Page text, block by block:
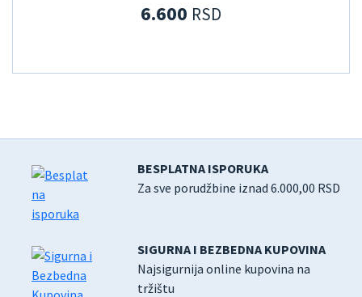
6.600 RSD
BESPLATNA ISPORUKA
Za sve porudžbine iznad 6.000,00 RSD
SIGURNA I BEZBEDNA KUPOVINA
Najsigurnija online kupovina na
tržištu